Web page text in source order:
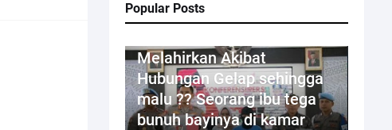
Popular Posts
Melahirkan Akibat
Hubungan Gelap sehingga
malu ?? Seorang ibu tega
bunuh bayinya di kamar